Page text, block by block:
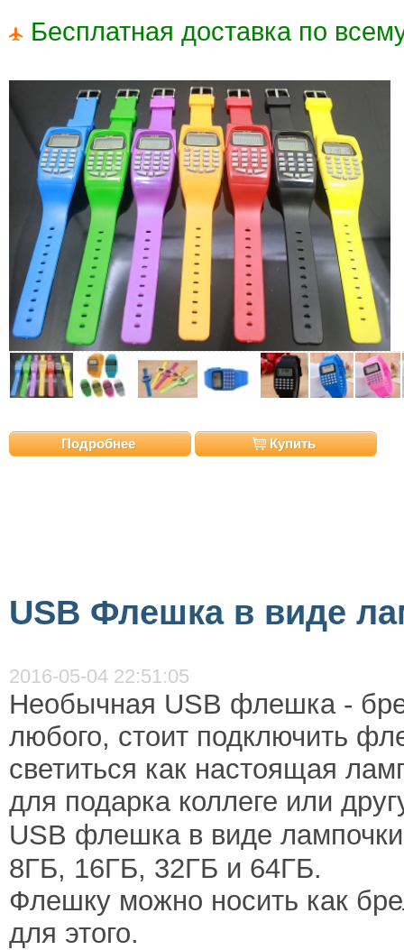
Бесплатная доставка по
Подробнее Купить
USB Флешка в виде
2016-05-04 22:51:05
Необычная USB флешка -
любого, стоит подключить
светиться как настоящая
для подарка коллеге или
USB флешка в виде
8ГБ, 16ГБ, 32ГБ и 64ГБ.
Флешку можно носить как
для этого.